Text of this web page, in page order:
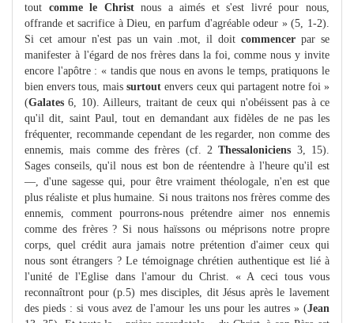
tout comme le Christnous a aimés et s'est livré pour nous,
offrande et sacrifice à Dieu, en parfum d'agréable odeur » (5, 1-2).
Si cet amour n'est pas un vain .mot, il doitcommencer par se
manifester à l'égard de nos frères dans la foi, comme nous y invite
encore l'apôtre : « tandis que nous en avons le temps, pratiquons le
bien envers tous, maissurtout envers ceux qui partagent notre foi »
(Galates 6, 10). Ailleurs, traitant de ceux qui n'obéissent pas à ce
qu'il dit, saint Paul, tout en demandant aux fidèles de ne pas les
fréquenter, recommande cependant de les regarder, non comme des
ennemis, mais comme des frères (cf. 2Thessaloniciens 3, 15).
Sages conseils, qu'il nous est bon de réentendre à l'heure qu'il est
—, d'une sagesse qui, pour être vraiment théologale, n'en est que
plus réaliste et plus humaine. Si nous traitons nos frères comme des
ennemis, comment pourrons-nous prétendre aimer nos ennemis
comme des frères ? Si nous haïssons ou méprisons notre propre
corps, quel crédit aura jamais notre prétention d'aimer ceux qui
nous sont étrangers ? Le témoignage chrétien authentique est lié à
l'unité de l'Eglise dans l'amour du Christ. « A ceci tous vous
reconnaîtront pour (p.5) mes disciples, dit Jésus après le lavement
des pieds : si vous avez de l'amour les uns pour les autres » (Jean